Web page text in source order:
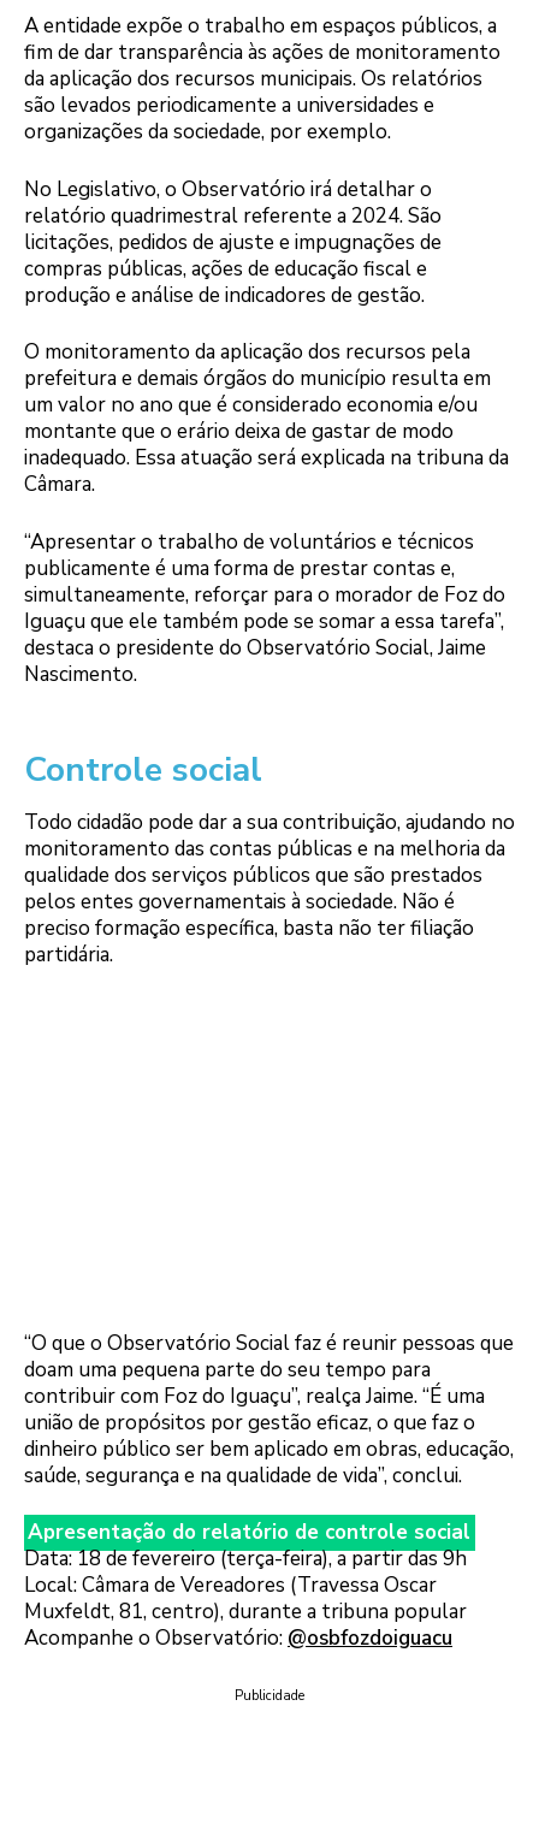
A entidade expõe o trabalho em espaços públicos, a
fim de dar transparência às ações de monitoramento
da aplicação dos recursos municipais. Os relatórios
são levados periodicamente a universidades e
organizações da sociedade, por exemplo.
No Legislativo, o Observatório irá detalhar o
relatório quadrimestral referente a 2024. São
licitações, pedidos de ajuste e impugnações de
compras públicas, ações de educação fiscal e
produção e análise de indicadores de gestão.
O monitoramento da aplicação dos recursos pela
prefeitura e demais órgãos do município resulta em
um valor no ano que é considerado economia e/ou
montante que o erário deixa de gastar de modo
inadequado. Essa atuação será explicada na tribuna da
Câmara.
“Apresentar o trabalho de voluntários e técnicos
publicamente é uma forma de prestar contas e,
simultaneamente, reforçar para o morador de Foz do
Iguaçu que ele também pode se somar a essa tarefa”,
destaca o presidente do Observatório Social, Jaime
Nascimento.
Controle social
Todo cidadão pode dar a sua contribuição, ajudando no
monitoramento das contas públicas e na melhoria da
qualidade dos serviços públicos que são prestados
pelos entes governamentais à sociedade. Não é
preciso formação específica, basta não ter filiação
partidária.
“O que o Observatório Social faz é reunir pessoas que
doam uma pequena parte do seu tempo para
contribuir com Foz do Iguaçu”, realça Jaime. “É uma
união de propósitos por gestão eficaz, o que faz o
dinheiro público ser bem aplicado em obras, educação,
saúde, segurança e na qualidade de vida”, conclui.
Apresentação do relatório de controle social
Data: 18 de fevereiro (terça-feira), a partir das 9h
Local: Câmara de Vereadores (Travessa Oscar
Muxfeldt, 81, centro), durante a tribuna popular
Acompanhe o Observatório: @osbfozdoiguacu
Publicidade